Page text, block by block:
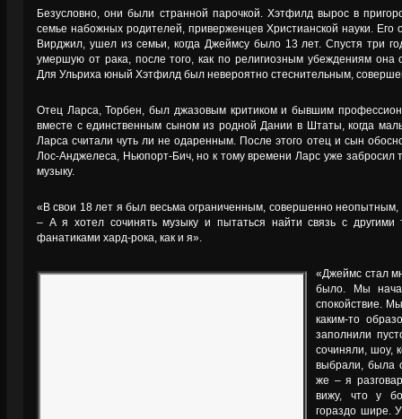
Безусловно, они были странной парочкой. Хэтфилд вырос в
семье набожных родителей, приверженцев Христианской науки.
Вирджил, ушел из семьи, когда Джеймсу было 13 лет. Спустя три
умершую от рака, после того, как по религиозным убеждениям она
Для Ульриха юный Хэтфилд был невероятно стеснительным,
Отец Ларса, Торбен, был джазовым критиком и бывшим
вместе с единственным сыном из родной Дании в Штаты, когда
Ларса считали чуть ли не одаренным. После этого отец и сын
Лос-Анджелеса, Ньюпорт-Бич, но к тому времени Ларс уже забросил
музыку.
«В свои 18 лет я был весьма ограниченным, совершенно неопытным,
– А я хотел сочинять музыку и пытаться найти связь с
фанатиками хард-рока, как и я».
«Джеймс стал
было. Мы
спокойствие.
каким-то
заполнили
сочиняли, шоу,
выбрали, была
же – я
вижу, что у
гораздо шире.